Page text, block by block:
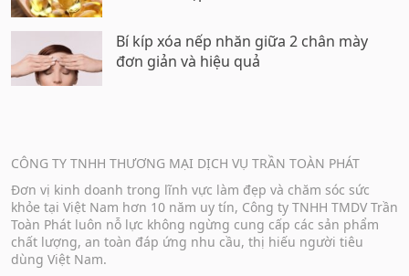
Bí kíp xóa nếp nhăn giữa 2 chân mày
đơn giản và hiệu quả
CÔNG TY TNHH THƯƠNG MẠI DỊCH VỤ TRẦN TOÀN PHÁT
Đơn vị kinh doanh trong lĩnh vực làm đẹp và chăm sóc sức
khỏe tại Việt Nam hơn 10 năm uy tín, Công ty TNHH TMDV Trần
Toàn Phát luôn nỗ lực không ngừng cung cấp các sản phẩm
chất lượng, an toàn đáp ứng nhu cầu, thị hiếu người tiêu
dùng Việt Nam.